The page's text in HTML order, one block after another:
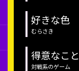
好きな色
むらさき
得意なこと
対戦系のゲーム